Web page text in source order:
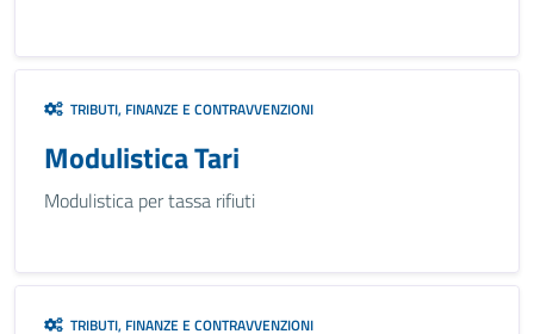
TRIBUTI, FINANZE E CONTRAVVENZIONI
Modulistica Tari
Modulistica per tassa rifiuti
TRIBUTI, FINANZE E CONTRAVVENZIONI